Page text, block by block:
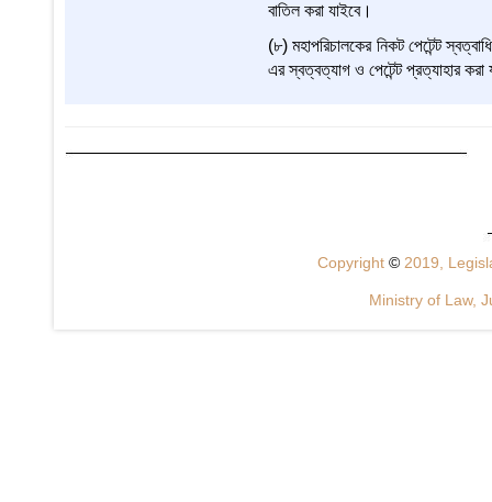
বাতিল করা যাইবে।
(৮) মহাপরিচালকের নিকট পেটেন্ট
এর স্বত্বত্যাগ ও পেটেন্ট প্রত্যাহার করা
Copyright © 2019,
Ministry of Law,